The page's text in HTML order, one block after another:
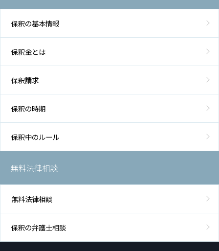
保釈の基本情報
保釈金とは
保釈請求
保釈の時期
保釈中のルール
無料法律相談
無料法律相談
保釈の弁護士相談